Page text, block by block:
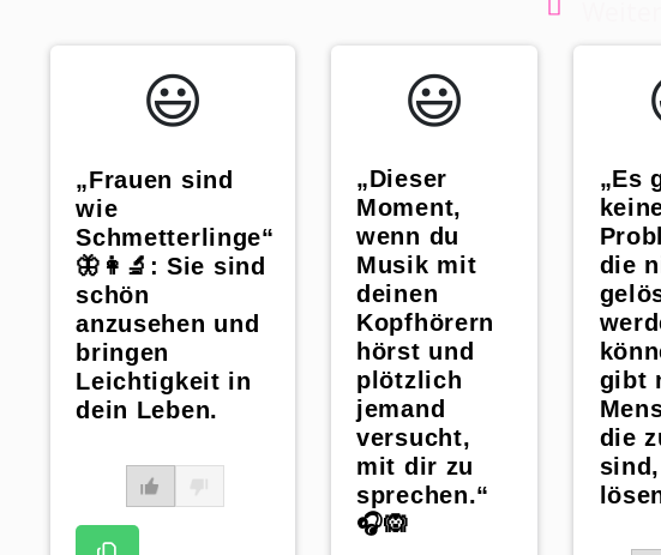
😃️
„Frauen sind
wie
Schmetterlinge“
🦋👩‍🔬: Sie sind
schön
anzusehen und
bringen
Leichtigkeit in
dein Leben.
😃️
„Dieser
Moment,
wenn du
Musik mit
deinen
Kopfhörern
hörst und
plötzlich
jemand
versucht,
mit dir zu
sprechen.“
🎧🙉
„Es
die
gibt
die